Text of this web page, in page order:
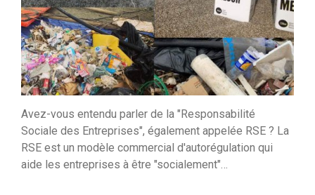
Avez-vous entendu parler de la "Responsabilité
Sociale des Entreprises", également appelée RSE ? La
RSE est un modèle commercial d'autorégulation qui
aide les entreprises à être "socialement"…